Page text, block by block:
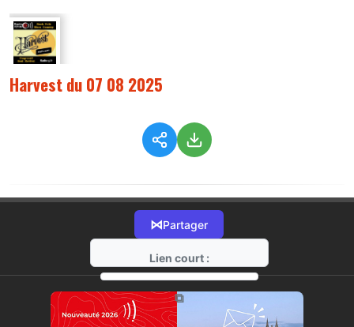
Harvest du 07 08 2025
⋈Partager
Lien court :
https://radio-g.fr?18332
⧉